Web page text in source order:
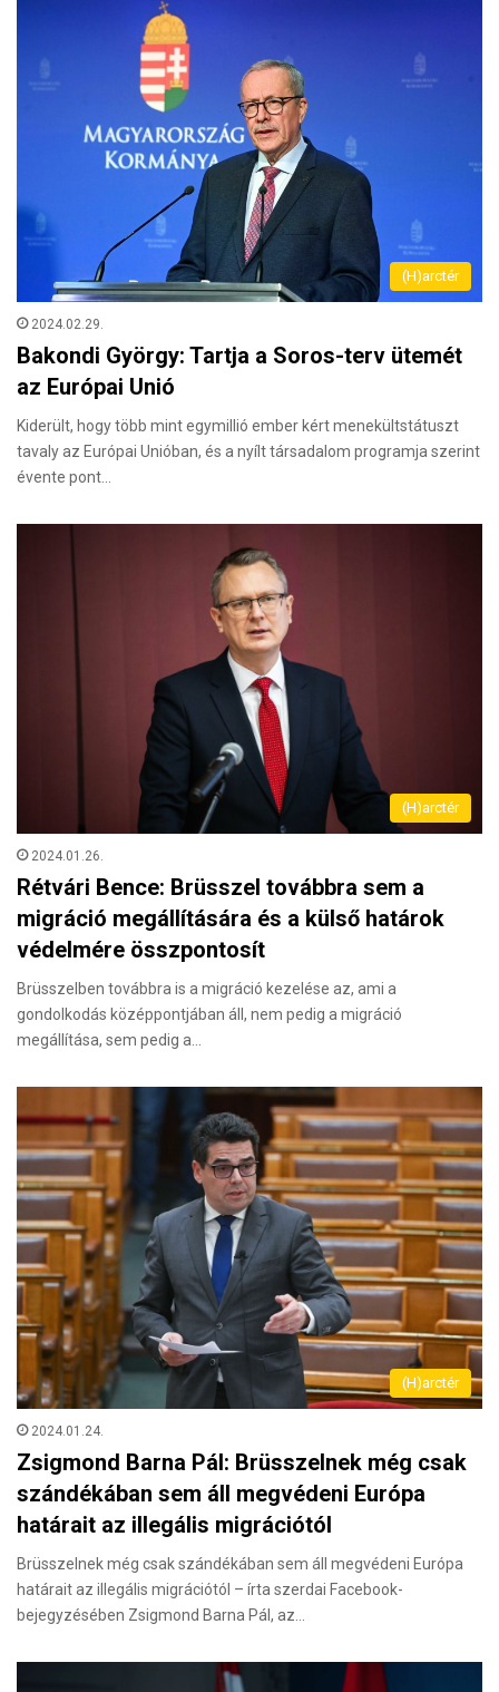
(H)arctér
2024.02.29.
Bakondi György: Tartja a Soros-terv ütemét
az Európai Unió
Kiderült, hogy több mint egymillió ember kért menekültstátuszt
tavaly az Európai Unióban, és a nyílt társadalom programja szerint
évente pont…
(H)arctér
2024.01.26.
Rétvári Bence: Brüsszel továbbra sem a
migráció megállítására és a külső határok
védelmére összpontosít
Brüsszelben továbbra is a migráció kezelése az, ami a
gondolkodás középpontjában áll, nem pedig a migráció
megállítása, sem pedig a…
(H)arctér
2024.01.24.
Zsigmond Barna Pál: Brüsszelnek még csak
szándékában sem áll megvédeni Európa
határait az illegális migrációtól
Brüsszelnek még csak szándékában sem áll megvédeni Európa
határait az illegális migrációtól – írta szerdai Facebook-
bejegyzésében Zsigmond Barna Pál, az…